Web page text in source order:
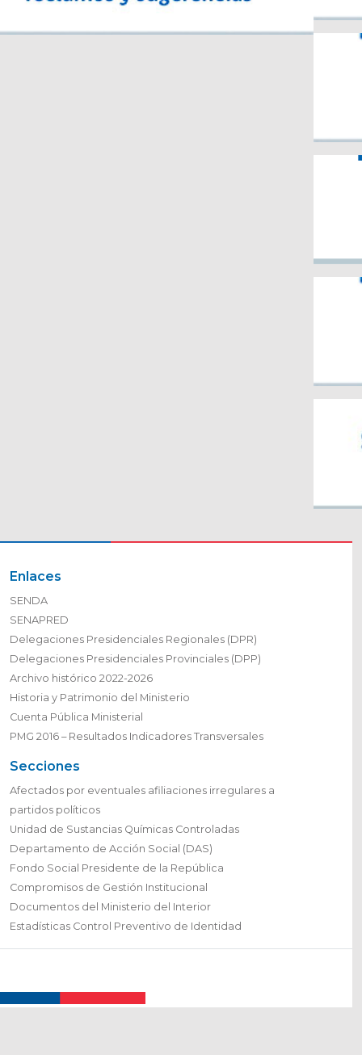
Enlaces
SENDA
SENAPRED
Delegaciones Presidenciales Regionales (DPR)
Delegaciones Presidenciales Provinciales (DPP)
Archivo histórico 2022-2026
Historia y Patrimonio del Ministerio
Cuenta Pública Ministerial
PMG 2016 – Resultados Indicadores Transversales
Secciones
Afectados por eventuales afiliaciones irregulares a
partidos políticos
Unidad de Sustancias Químicas Controladas
Departamento de Acción Social (DAS)
Fondo Social Presidente de la República
Compromisos de Gestión Institucional
Documentos del Ministerio del Interior
Estadísticas Control Preventivo de Identidad